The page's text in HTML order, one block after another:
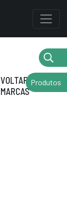
VOLTAR AS
MARCAS
Produtos